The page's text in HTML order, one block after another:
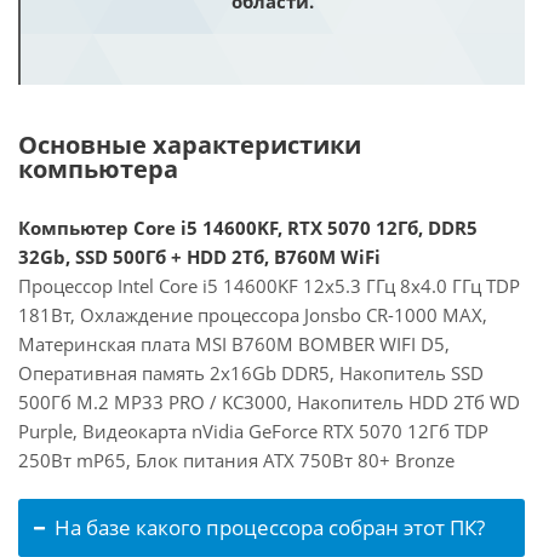
Основные характеристики
компьютера
Компьютер Core i5 14600KF, RTX 5070 12Гб, DDR5
32Gb, SSD 500Гб + HDD 2Тб, B760M WiFi
Процессор Intel Core i5 14600KF 12x5.3 ГГц 8x4.0 ГГц TDP
181Вт, Охлаждение процессора Jonsbo CR-1000 MAX,
Материнская плата MSI B760M BOMBER WIFI D5,
Оперативная память 2x16Gb DDR5, Накопитель SSD
500Гб M.2 MP33 PRO / KC3000, Накопитель HDD 2Тб WD
Purple, Видеокарта nVidia GeForce RTX 5070 12Гб TDP
250Вт mP65, Блок питания ATX 750Вт 80+ Bronze
На базе какого процессора собран этот ПК?